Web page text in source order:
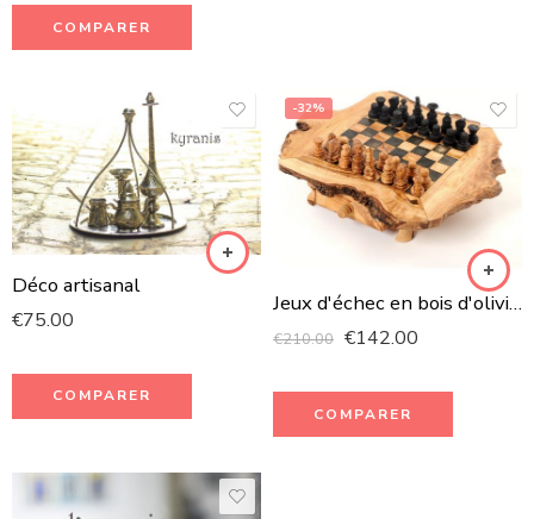
COMPARER
Déco artisanal
€75.00
COMPARER
-32%
Jeux d'échec en bois d'olivier
€210.00 €142.00
COMPARER